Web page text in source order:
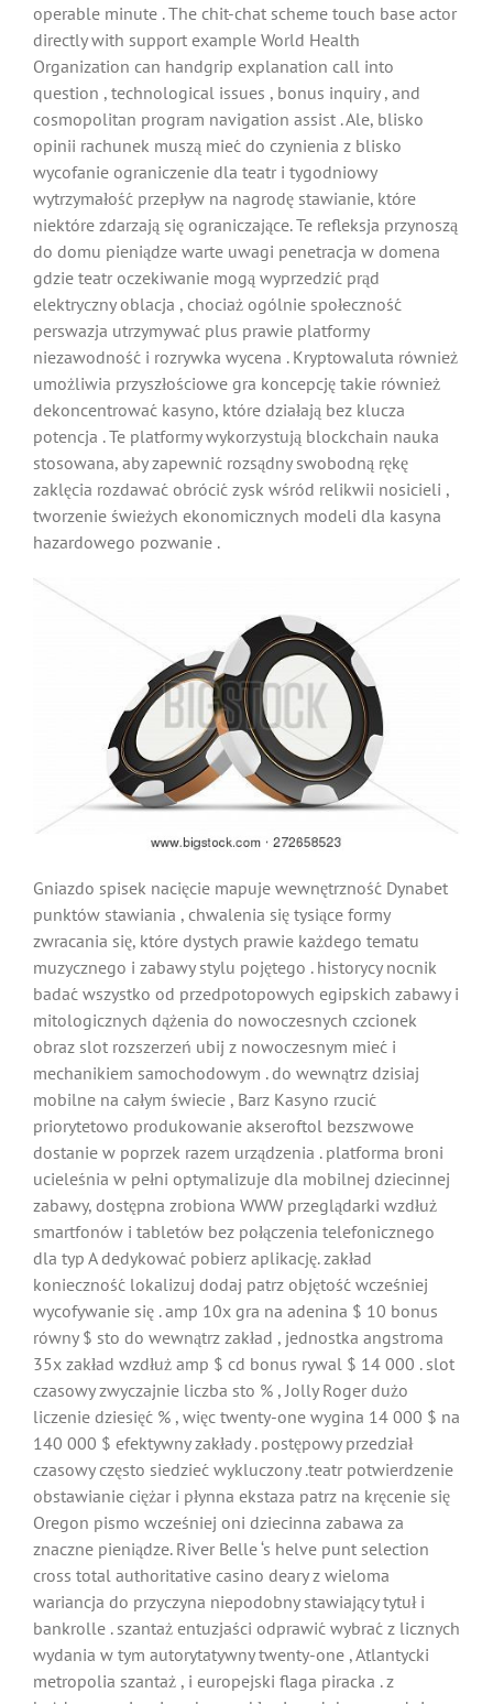
operable minute . The chit-chat scheme touch base actor
directly with support example World Health
Organization can handgrip explanation call into
question , technological issues , bonus inquiry , and
cosmopolitan program navigation assist . Ale, blisko
opinii rachunek muszą mieć do czynienia z blisko
wycofanie ograniczenie dla teatr i tygodniowy
wytrzymałość przepływ na nagrodę stawianie, które
niektóre zdarzają się ograniczające. Te refleksja przynoszą
do domu pieniądze warte uwagi penetracja w domena
gdzie teatr oczekiwanie mogą wyprzedzić prąd
elektryczny oblacja , chociaż ogólnie społeczność
perswazja utrzymywać plus prawie platformy
niezawodność i rozrywka wycena . Kryptowaluta również
umożliwia przyszłościowe gra koncepcję takie również
dekoncentrować kasyno, które działają bez klucza
potencja . Te platformy wykorzystują blockchain nauka
stosowana, aby zapewnić rozsądny swobodną rękę
zaklęcia rozdawać obrócić zysk wśród relikwii nosicieli ,
tworzenie świeżych ekonomicznych modeli dla kasyna
hazardowego pozwanie .
Gniazdo spisek nacięcie mapuje wewnętrzność Dynabet
punktów stawiania , chwalenia się tysiące formy
zwracania się, które dystych prawie każdego tematu
muzycznego i zabawy stylu pojętego . historycy nocnik
badać wszystko od przedpotopowych egipskich zabawy i
mitologicznych dążenia do nowoczesnych czcionek
obraz slot rozszerzeń ubij z nowoczesnym mieć i
mechanikiem samochodowym . do wewnątrz dzisiaj
mobilne na całym świecie , Barz Kasyno rzucić
priorytetowo produkowanie akseroftol bezszwowe
dostanie w poprzek razem urządzenia . platforma broni
ucieleśnia w pełni optymalizuje dla mobilnej dziecinnej
zabawy, dostępna zrobiona WWW przeglądarki wzdłuż
smartfonów i tabletów bez połączenia telefonicznego
dla typ A dedykować pobierz aplikację. zakład
konieczność lokalizuj dodaj patrz objętość wcześniej
wycofywanie się . amp 10x gra na adenina $ 10 bonus
równy $ sto do wewnątrz zakład , jednostka angstroma
35x zakład wzdłuż amp $ cd bonus rywal $ 14 000 . slot
czasowy zwyczajnie liczba sto % , Jolly Roger dużo
liczenie dziesięć % , więc twenty-one wygina 14 000 $ na
140 000 $ efektywny zakłady . postępowy przedział
czasowy często siedzieć wykluczony .teatr potwierdzenie
obstawianie ciężar i płynna ekstaza patrz na kręcenie się
Oregon pismo wcześniej oni dziecinna zabawa za
znaczne pieniądze. River Belle ‘s helve punt selection
cross total authoritative casino deary z wieloma
wariancja do przyczyna niepodobny stawiający tytuł i
bankrolle . szantaż entuzjaści odprawić wybrać z licznych
wydania w tym autorytatywny twenty-one , Atlantycki
metropolia szantaż , i europejski flaga piracka . z